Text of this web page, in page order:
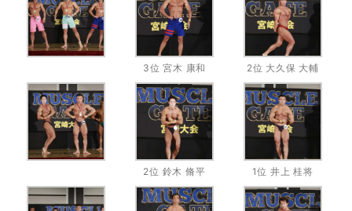
3位 宮木 康和 2位 大久保 大輔
2位 鈴木 脩平 1位 井上 桂将